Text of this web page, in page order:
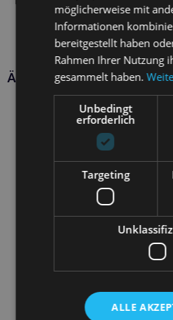
Ähnliche Produkte
möglicherweise mit
Informationen
bereitgestellt haben
Rahmen Ihrer Nutzung
gesammelt haben.
Unbedingt
erforderlich
Targeting
ALLE